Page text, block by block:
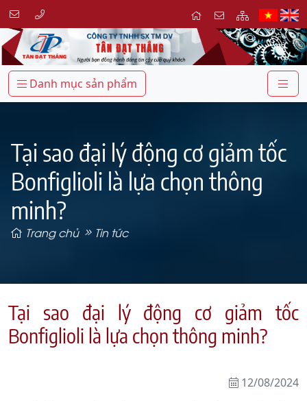
Danh mục sản phẩm
Tại sao đại lý động cơ giảm tốc
Bonfiglioli là lựa chọn thông
minh?
Trang chủ Tin tức
Tại sao đại lý động cơ giảm tốc
Bonfiglioli là lựa chọn thông minh?
12/08/2024